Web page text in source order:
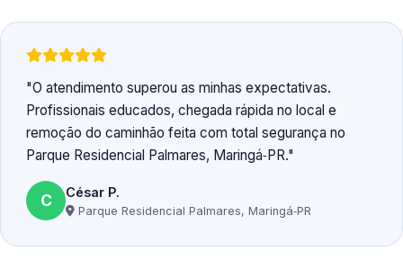
O atendimento superou as minhas expectativas.
Profissionais educados, chegada rápida no local e
remoção do caminhão feita com total segurança no
Parque Residencial Palmares, Maringá‑PR.
C César P.
Parque Residencial Palmares, Maringá‑PR